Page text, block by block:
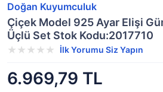
Doğan Kuyumculuk
Çiçek Model 925 Ayar Elişi
Üçlü Set Stok Kodu:2017710
İlk Yorumu Siz Yapın
6.969,79 TL